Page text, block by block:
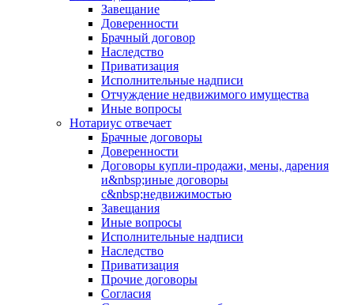
Завещание
Доверенности
Брачный договор
Наследство
Приватизация
Исполнительные надписи
Отчуждение недвижимого имущества
Иные вопросы
Нотариус отвечает
Брачные договоры
Доверенности
Договоры купли-продажи, мены, дарения
и&nbsp;иные договоры
с&nbsp;недвижимостью
Завещания
Иные вопросы
Исполнительные надписи
Наследство
Приватизация
Прочие договоры
Согласия